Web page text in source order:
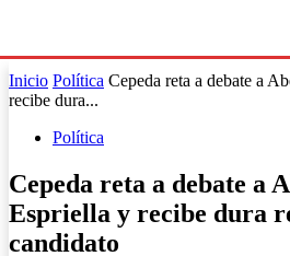
Inicio Política Cepeda reta a debate a
recibe dura...
Política
Cepeda reta a debate a
Espriella y recibe dura
candidato